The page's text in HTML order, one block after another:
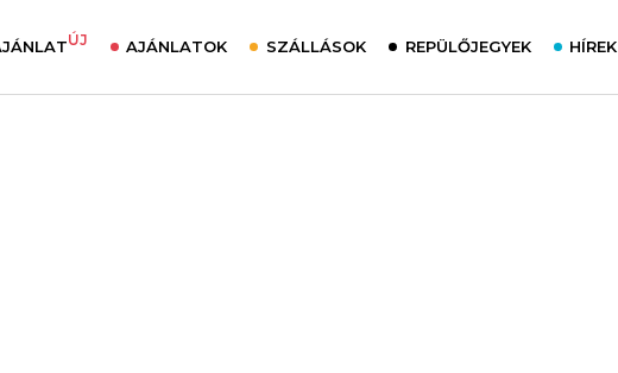
ÚJ AJÁNLATOK SZÁLLÁSOK REPÜLŐJEGYEK HÍREK